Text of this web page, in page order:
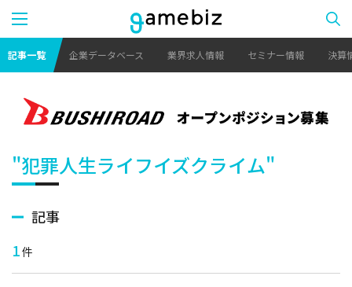
記事一覧 企業データベース 業界求人情報 セミナー情報 決算
"犯罪人生ライフイズクライム"
記事
1件